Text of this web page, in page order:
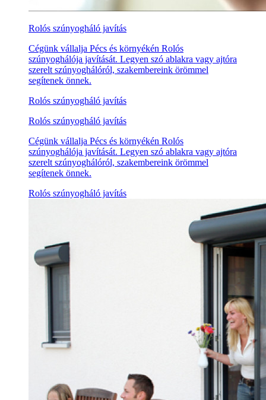
Rolós szúnyogháló javítás
Cégünk vállalja Pécs és környékén Rolós
szúnyoghálója javítását. Legyen szó ablakra vagy ajtóra
szerelt szúnyoghálóról, szakembereink örömmel
segítenek önnek.
Rolós szúnyogháló javítás
Rolós szúnyogháló javítás
Cégünk vállalja Pécs és környékén Rolós
szúnyoghálója javítását. Legyen szó ablakra vagy ajtóra
szerelt szúnyoghálóról, szakembereink örömmel
segítenek önnek.
Rolós szúnyogháló javítás